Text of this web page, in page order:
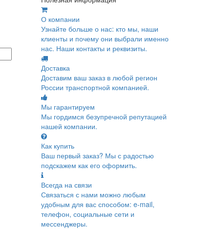
О компании
Узнайте больше о нас: кто мы, наши
клиенты и почему они выбрали именно
нас. Наши контакты и реквизиты.
Доставка
Доставим ваш заказ в любой регион
России транспортной компанией.
Мы гарантируем
Мы гордимся безупречной репутацией
нашей компании.
Как купить
Ваш первый заказ? Мы с радостью
подскажем как его оформить.
Всегда на связи
Связаться с нами можно любым
удобным для вас способом: e-mail,
телефон, социальные сети и
мессенджеры.